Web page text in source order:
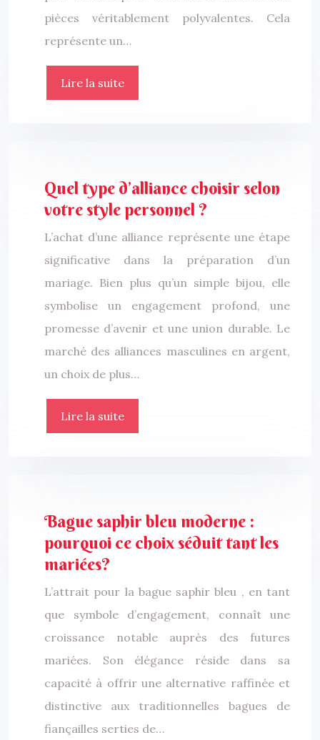
pièces véritablement polyvalentes. Cela
représente un…
Lire la suite
Quel type d’alliance choisir selon
votre style personnel ?
L’achat d’une alliance représente une étape
significative dans la préparation d’un
mariage. Bien plus qu’un simple bijou, elle
symbolise un engagement profond, une
promesse d’avenir et une union durable. Le
marché des alliances masculines en argent,
un choix de plus…
Lire la suite
Bague saphir bleu moderne :
pourquoi ce choix séduit tant les
mariées?
L’attrait pour la bague saphir bleu , en tant
que symbole d’engagement, connaît une
croissance notable auprès des futures
mariées. Son élégance réside dans sa
capacité à offrir une alternative raffinée et
distinctive aux traditionnelles bagues de
fiançailles serties de…